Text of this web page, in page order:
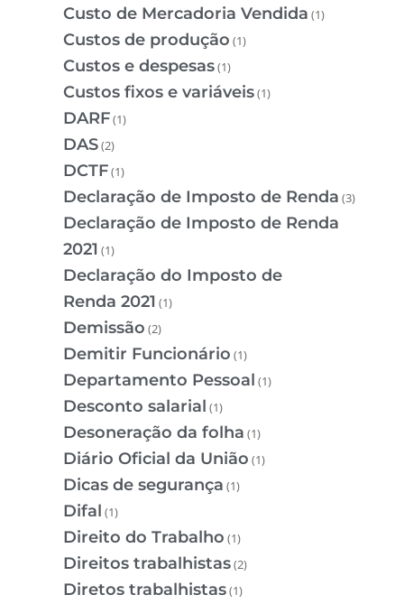
Custo de Mercadoria Vendida (1)
Custos de produção (1)
Custos e despesas(1)
Custos fixos e variáveis(1)
DARF(1)
DAS(2)
DCTF(1)
Declaração de Imposto de Renda (3)
Declaração de Imposto de Renda
2021 (1)
Declaração do Imposto de
Renda 2021 (1)
Demissão (2)
Demitir Funcionário (1)
Departamento Pessoal (1)
Desconto salarial (1)
Desoneração da folha (1)
Diário Oficial da União (1)
Dicas de segurança (1)
Difal (1)
Direito do Trabalho (1)
Direitos trabalhistas(2)
Diretos trabalhistas(1)